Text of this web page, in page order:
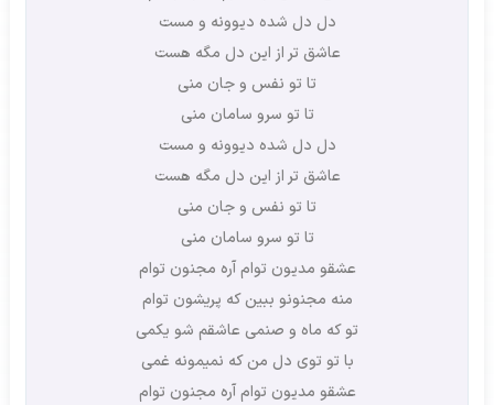
دل دل شده دیوونه و مست
عاشق تر از این دل مگه هست
تا تو نفس و جان منی
تا تو سرو سامان منی
دل دل شده دیوونه و مست
عاشق تر از این دل مگه هست
تا تو نفس و جان منی
تا تو سرو سامان منی
عشقو مدیون توام آره مجنون توام
منه مجنونو ببین که پریشون توام
تو که ماه و صنمی عاشقم شو یکمی
با تو توی دل من که نمیمونه غمی
عشقو مدیون توام آره مجنون توام